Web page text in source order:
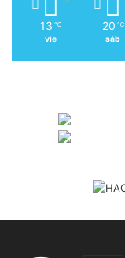
13 ℃
vie
20 ℃
sáb